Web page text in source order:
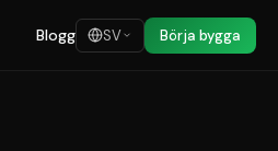
Blogg SV Börja bygga